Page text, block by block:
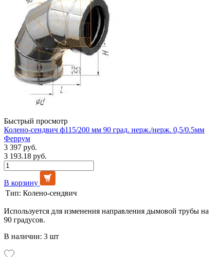
Быстрый просмотр
Колено-сендвич ф115/200 мм 90 град. нерж./нерж. 0,5/0.5мм
Феррум
3 397 руб.
3 193.18 руб.
В корзину
Тип: Колено-сендвич
Используется для изменения направления дымовой трубы на
90 градусов.
В наличии: 3 шт